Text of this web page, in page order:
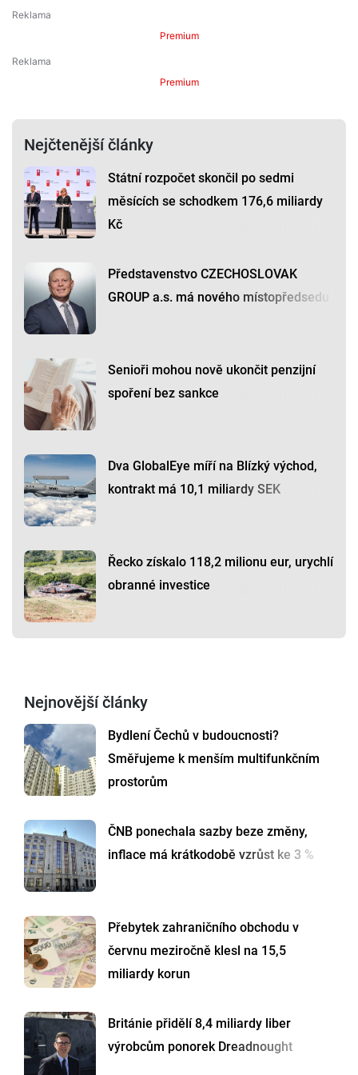
Premium
Premium
Nejčtenější články
Státní rozpočet skončil po sedmi
měsících se schodkem 176,6 miliardy
Kč
Představenstvo CZECHOSLOVAK
GROUP a.s. má nového místopředsedu
Senioři mohou nově ukončit penzijní
spoření bez sankce
Dva GlobalEye míří na Blízký východ,
kontrakt má 10,1 miliardy SEK
Řecko získalo 118,2 milionu eur, urychlí
obranné investice
Nejnovější články
Bydlení Čechů v budoucnosti?
Směřujeme k menším multifunkčním
prostorům
ČNB ponechala sazby beze změny,
inflace má krátkodobě vzrůst ke 3 %
Přebytek zahraničního obchodu v
červnu meziročně klesl na 15,5
miliardy korun
Británie přidělí 8,4 miliardy liber
výrobcům ponorek Dreadnought